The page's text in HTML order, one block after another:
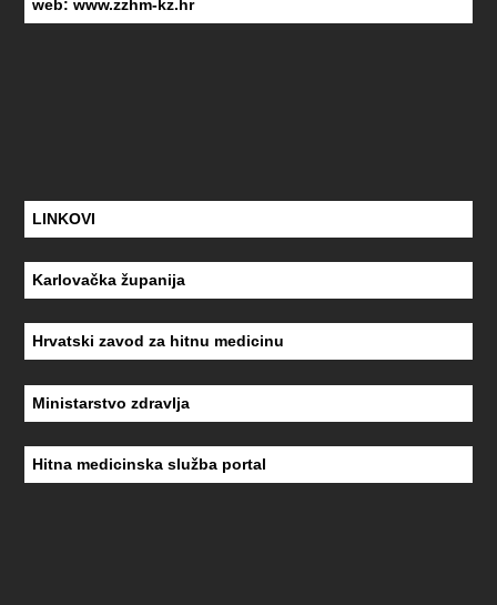
web:www.zzhm-kz.hr
LINKOVI
Karlovačka županija
Hrvatski zavod za hitnu medicinu
Ministarstvo zdravlja
Hitna medicinska služba portal